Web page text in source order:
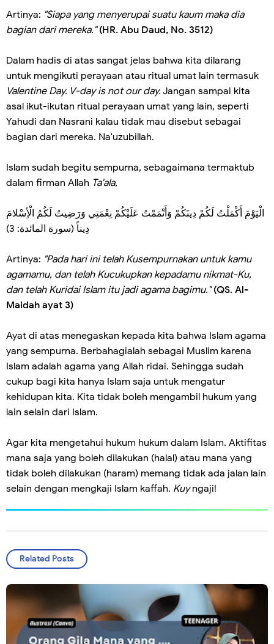
Artinya: "Siapa yang menyerupai suatu kaum maka dia
bagian dari mereka." (HR. Abu Daud, No. 3512)
Dalam hadis di atas sangat jelas bahwa kita dilarang
untuk mengikuti perayaan atau ritual umat lain termasuk
Valentine Day. V-day is not our day. Jangan sampai kita
asal ikut-ikutan ritual perayaan umat yang lain, seperti
Yahudi dan Nasrani kalau tidak mau disebut sebagai
bagian dari mereka. Na'uzubillah.
Islam sudah begitu sempurna, sebagaimana termaktub
dalam firman Allah Ta'ala,
الْيَوْمَ أَكْمَلْتُ لَكُمْ دِينَكُمْ وَأَتْمَمْتُ عَلَيْكُمْ نِعْمَتِي وَرَضِيتُ لَكُمُ الْأِسْلامَ
دِيناً (سورة المائدة: 3)
Artinya: "Pada hari ini telah Kusempurnakan untuk kamu
agamamu, dan telah Kucukupkan kepadamu nikmat-Ku,
dan telah Kuridai Islam itu jadi agama bagimu." (QS. Al-
Maidah ayat 3)
Ayat di atas menegaskan kepada kita bahwa Islam agama
yang sempurna. Berbahagialah sebagai Muslim karena
Islam adalah agama yang Allah ridai. Sehingga sudah
cukup bagi kita hanya Islam saja untuk mengatur
kehidupan kita. Kita tidak boleh mengambil hukum yang
lain selain dari Islam.
Agar kita mengetahui hukum hukum dalam Islam. Aktifitas
mana saja yang boleh dilakukan (halal) atau mana yang
tidak boleh dilakukan (haram) memang tidak ada jalan lain
selain dengan mengkaji Islam kaffah. Kuyngaji!
Related Posts